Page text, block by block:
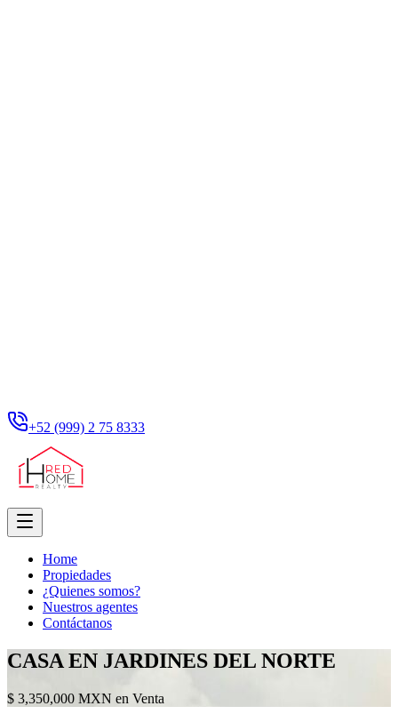
+52 (999) 2 75 8333
Home
Propiedades
¿Quienes somos?
Nuestros agentes
Contáctanos
CASA EN JARDINES DEL NORTE
$ 3,350,000 MXN en Venta